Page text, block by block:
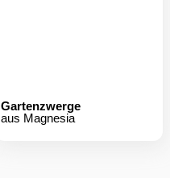
Gartenzwerge
aus Magnesia